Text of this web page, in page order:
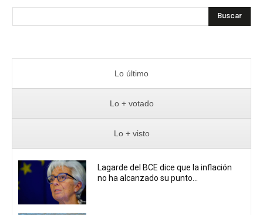
Buscar
Lo último
Lo + votado
Lo + visto
Lagarde del BCE dice que la inflación
no ha alcanzado su punto...